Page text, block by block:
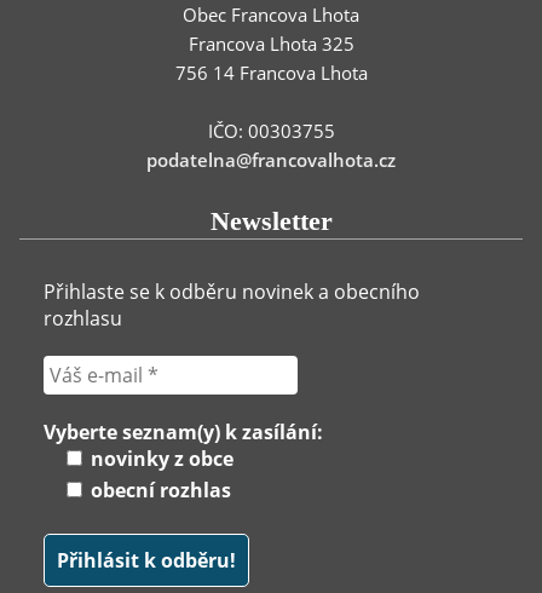
Obec Francova Lhota
Francova Lhota 325
756 14 Francova Lhota
IČO: 00303755
podatelna@francovalhota.cz
Newsletter
Přihlaste se k odběru novinek a obecního
rozhlasu
Vyberte seznam(y) k zasílání:
novinky z obce
obecní rozhlas